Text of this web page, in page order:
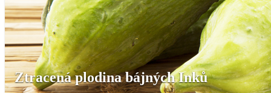
Ztracená plodina bájných Inků